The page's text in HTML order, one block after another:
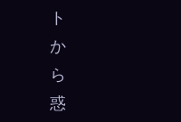
ト
か
ら
惑